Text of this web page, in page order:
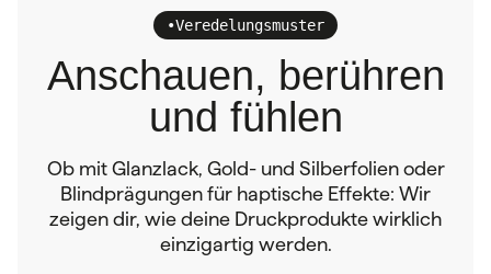
•Veredelungsmuster
Anschauen, berühren
und fühlen
Ob mit Glanzlack, Gold- und Silberfolien oder
Blindprägungen für haptische Effekte: Wir
zeigen dir, wie deine Druckprodukte wirklich
einzigartig werden.